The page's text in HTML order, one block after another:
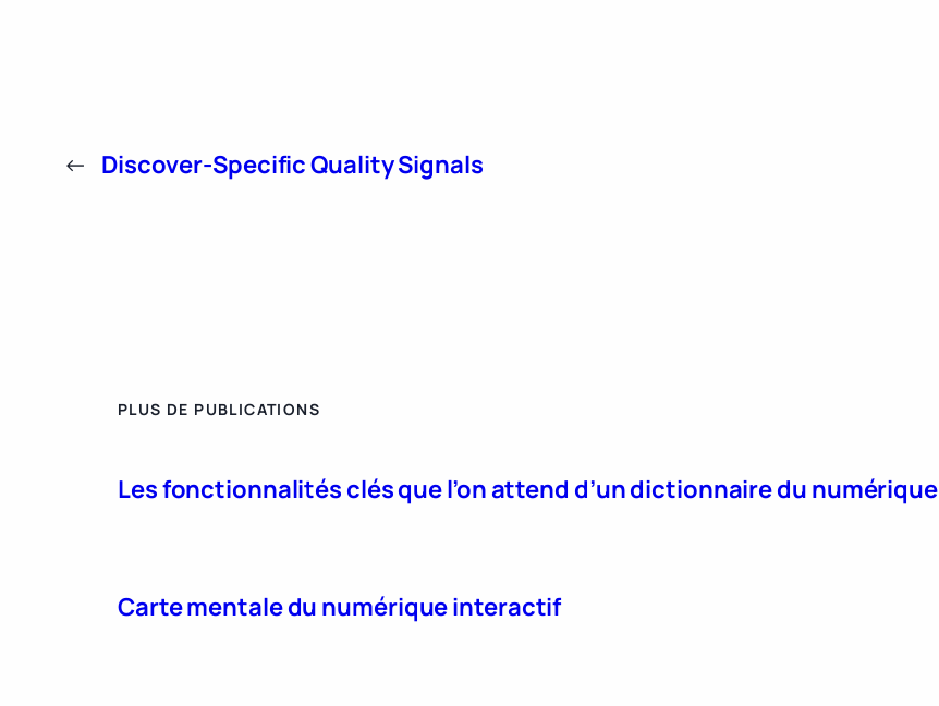
← Discover-Specific Quality Signals
PLUS DE PUBLICATIONS
Les fonctionnalités clés que l’on attend d’un dictionnaire du numérique
Carte mentale du numérique interactif